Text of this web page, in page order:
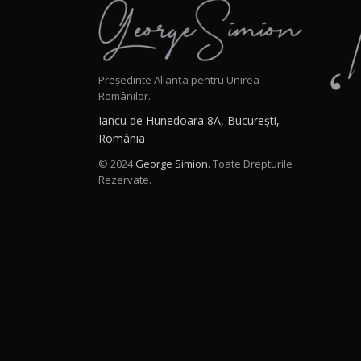
Președinte Alianța pentru Unirea
Românilor.
Iancu de Hunedoara 8A, București,
România
© 2024George Simion. Toate Drepturile
Rezervate.